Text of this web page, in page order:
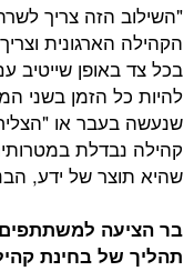
"השילוב הזה צריך
הקהילה הארגונית
בכל צד באופן שייטיב
להיות כל הזמן בשני
שנעשה בעבר או
קהילה נבדלת
שהיא תוצר של ידע,
תהליך של בחינת